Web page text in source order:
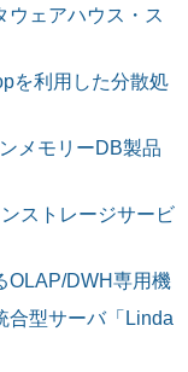
ウェアハウス・ス
を利用した分散処
メモリーDB製品
ストレージサービ
OLAP/DWH専用機
合型サーバ「Linda